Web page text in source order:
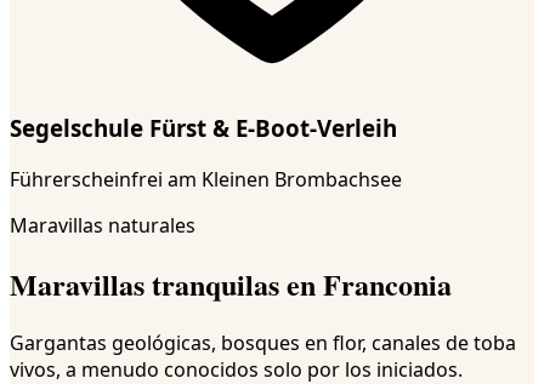
Segelschule Fürst & E-Boot-Verleih
Führerscheinfrei am Kleinen Brombachsee
Maravillas naturales
Maravillas tranquilas en Franconia
Gargantas geológicas, bosques en flor, canales de toba
vivos, a menudo conocidos solo por los iniciados.